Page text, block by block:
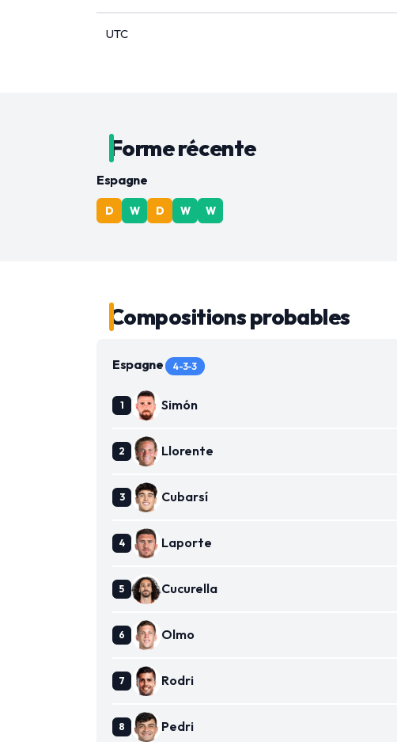
UTC
Forme récente
Espagne
D W D W W
Compositions probables
Espagne 4-3-3
Simón
Llorente
Cubarsí
Laporte
Cucurella
Olmo
Rodri
Pedri